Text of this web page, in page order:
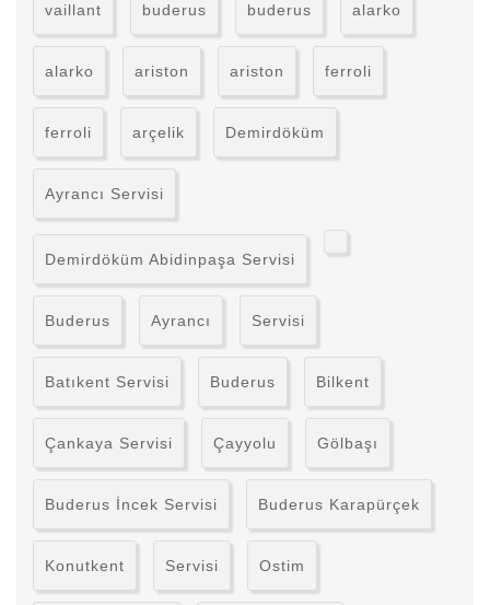
vaillant buderus buderus alarko
alarko ariston ariston ferroli
ferroli arçelik Demirdöküm
Ayrancı Servisi
Demirdöküm Abidinpaşa Servisi
Buderus Ayrancı Servisi
Batıkent Servisi Buderus Bilkent
Çankaya Servisi Çayyolu Gölbaşı
Buderus İncek Servisi Buderus Karapürçek
Konutkent Servisi Ostim